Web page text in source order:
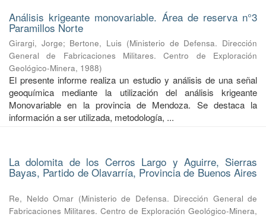
Análisis krigeante monovariable. Área de reserva n°3
Paramillos Norte
Girargi, Jorge; Bertone, Luis (Ministerio de Defensa. Dirección
General de Fabricaciones Militares. Centro de Exploración
Geológico-Minera, 1988)
El presente informe realiza un estudio y análisis de una señal
geoquímica mediante la utilización del análisis krigeante
Monovariable en la provincia de Mendoza. Se destaca la
información a ser utilizada, metodología, ...
La dolomita de los Cerros Largo y Aguirre, Sierras
Bayas, Partido de Olavarría, Provincia de Buenos Aires
Re, Neldo Omar (Ministerio de Defensa. Dirección General de
Fabricaciones Militares. Centro de Exploración Geológico-Minera,